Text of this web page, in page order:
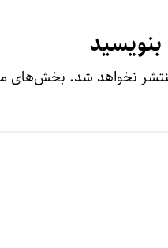
بنویسید
نخواهد شد. بخش‌های